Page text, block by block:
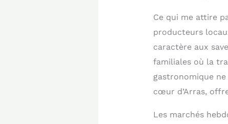
Ce qui me attire
producteurs
caractère aux
familiales où la
gastronomique
cœur d’Arras,
Les marchés